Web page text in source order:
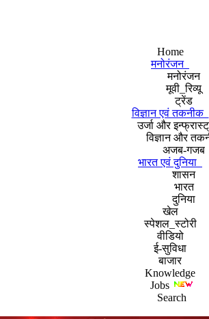
Home
मनोरंजन
मनोरंजन
मूवी_रिव्यू
ट्रेंड
विज्ञान एवं तकनीक
उर्जा और
विज्ञान और
अजब-गजब
भारत एवं दुनिया
शासन
भारत
दुनिया
खेल
स्पेशल_स्टोरी
वीडियो
ई-सुविधा
बाजार
Knowledge
Jobs
Search